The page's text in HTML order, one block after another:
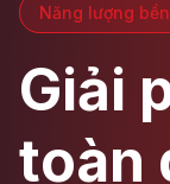
Năng lượng
Giải
toàn